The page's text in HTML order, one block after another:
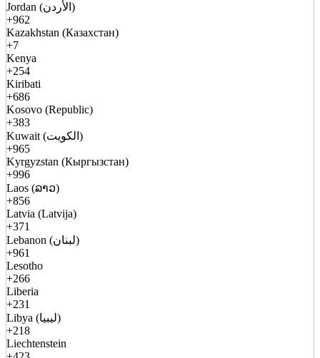
Jordan (الأردن)
+962
Kazakhstan (Казахстан)
+7
Kenya
+254
Kiribati
+686
Kosovo (Republic)
+383
Kuwait (الكويت)
+965
Kyrgyzstan (Кыргызстан)
+996
Laos (ລາວ)
+856
Latvia (Latvija)
+371
Lebanon (لبنان)
+961
Lesotho
+266
Liberia
+231
Libya (ليبيا)
+218
Liechtenstein